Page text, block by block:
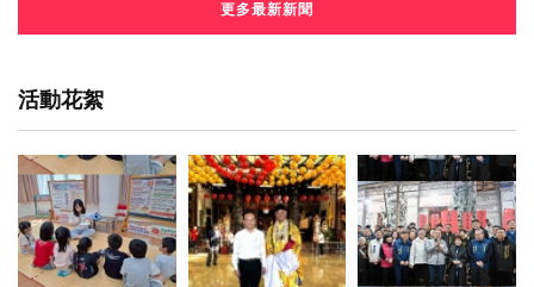
更多最新新聞
活動花絮